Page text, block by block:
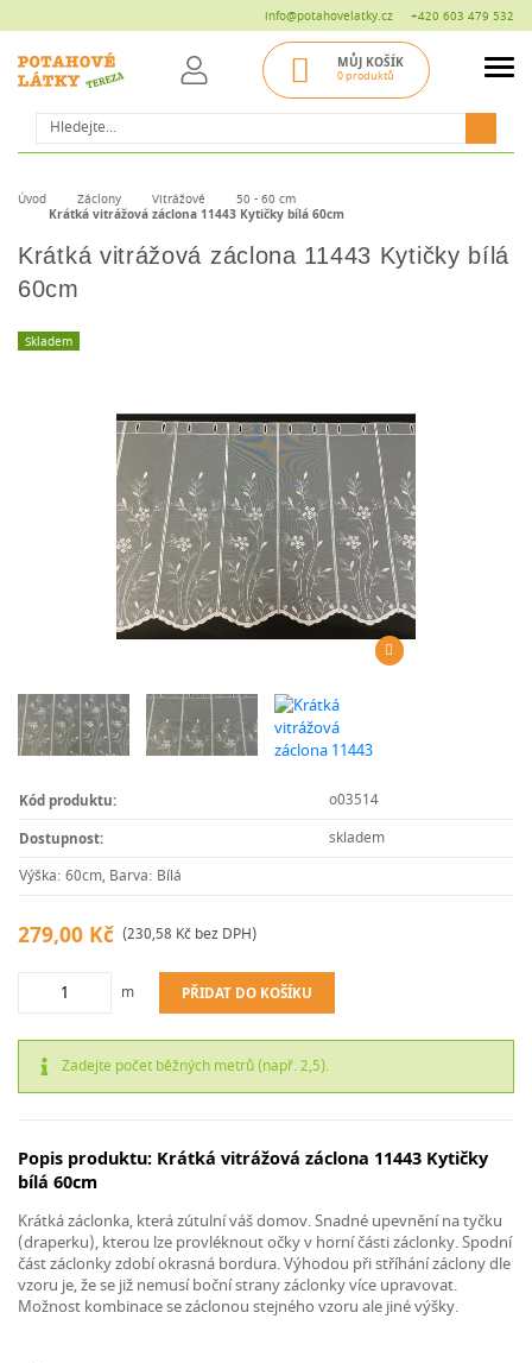
info@potahovelatky.cz +420 603 479 532
Hledat
MŮJ KOŠÍK
0 produktů
Úvod Záclony Vitrážové 50 - 60 cm
Krátká vitrážová záclona 11443 Kytičky bílá 60cm
Krátká vitrážová záclona 11443 Kytičky bílá
60cm
Skladem
Kód produktu: o03514
Dostupnost:
skladem
Výška: 60cm, Barva: Bílá
279,00 Kč (230,58 Kč bez DPH)
m PŘIDAT DO KOŠÍKU
Zadejte počet běžných metrů (např. 2,5).
Popis produktu: Krátká vitrážová záclona 11443 Kytičky
bílá 60cm
Krátká záclonka, která zútulní váš domov. Snadné upevnění na tyčku
(draperku), kterou lze provléknout očky v horní části záclonky. Spodní
část záclonky zdobí okrasná bordura. Výhodou při stříhání záclony dle
vzoru je, že se již nemusí boční strany záclonky více upravovat.
Možnost kombinace se záclonou stejného vzoru ale jiné výšky.